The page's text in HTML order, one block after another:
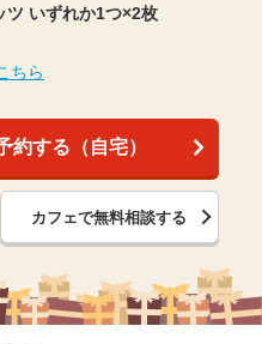
ツ いずれか1つ×2枚
ちら
約する（自宅）
カフェで無料相談する